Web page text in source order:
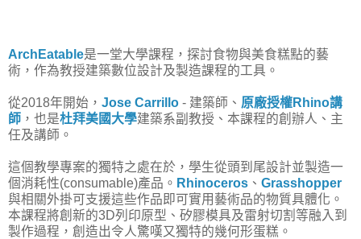
ArchEatable是一堂大學課程，探討食物與美食糕點的藝
術，作為教授建築數位設計及製造課程的工具。
從2018年開始， Jose Carrillo - 建築師、 原廠授權Rhino講
師 ，也是杜拜美國大學建築系副教授、本課程的創辦人、主
任及講師。
這個教學專案的獨特之處在於，學生從頭到尾設計並製造一
個消耗性(consumable)產品。 Rhinoceros 、 Grasshopper
與相關外掛可支援這些作品即可實用藝術品的物質具體化。
本課程將創新的3D列印原型、矽膠模具及雷射切割等融入到
製作過程，創造出令人驚嘆又獨特的幾何形蛋糕。